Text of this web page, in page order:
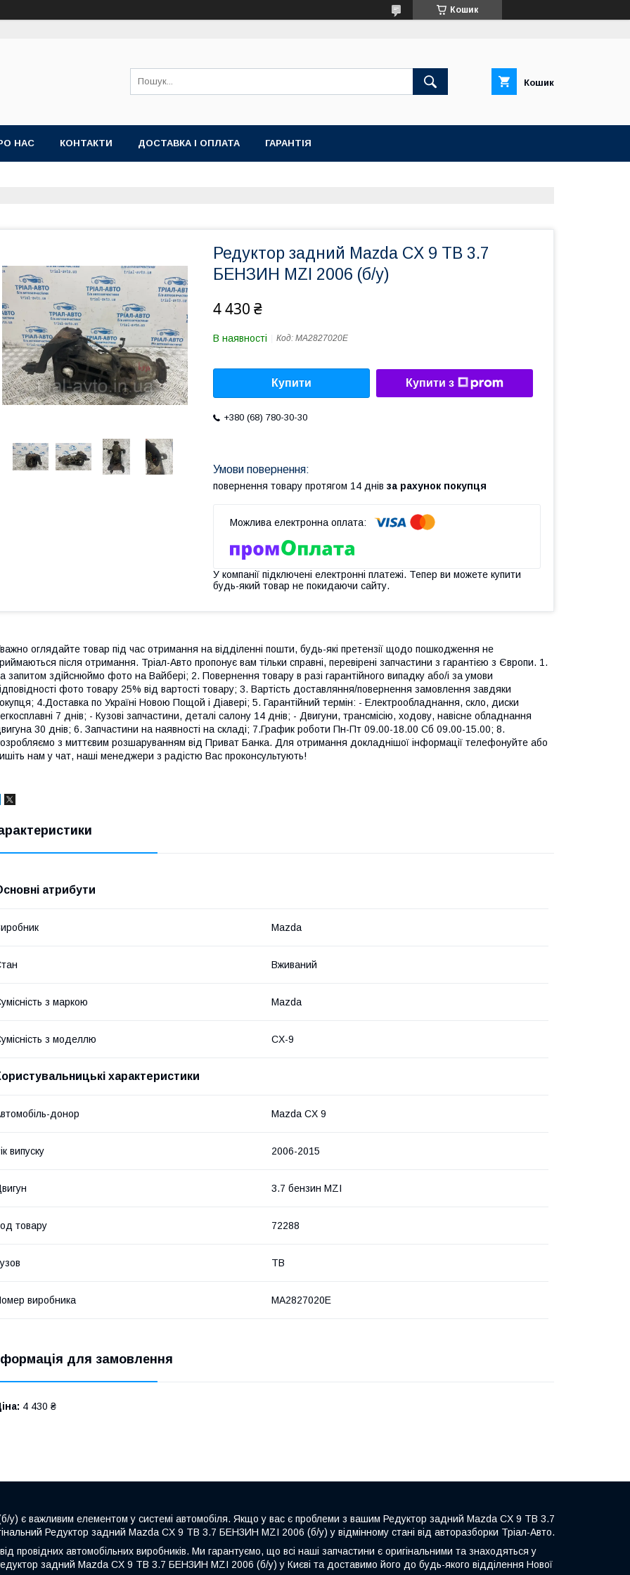
Кошик
Кошик
НАС КОНТАКТИ ДОСТАВКА І ОПЛАТА ГАРАНТІЯ
Редуктор задний Mazda CX 9 TB 3.7
БЕНЗИН MZI 2006 (б/у)
4 430 ₴
В наявності Код: MA2827020E
Купити Купити з
+380 (68) 780-30-30
повернення товару протягом 14 днів за рахунок покупця
У компанії підключені електронні платежі. Тепер ви можете купити
будь-який товар не покидаючи сайту.
оглядайте товар під час отримання на відділенні пошти, будь-які претензії щодо пошкодження не
після отримання. Тріал-Авто пропонує вам тільки справні, перевірені запчастини з гарантією з Європи. 1.
запитом здійснюймо фото на Вайбері; 2. Повернення товару в разі гарантійного випадку або/і за умови
фото товару 25% від вартості товару; 3. Вартість доставляння/повернення замовлення завдяки
4.Доставка по Україні Новою Пощой і Діавері; 5. Гарантійний термін: - Електрообладнання, скло, диски
7 днів; - Кузові запчастини, деталі салону 14 днів; - Двигуни, трансмісію, ходову, навісне обладнання
30 днів; 6. Запчастини на наявності на складі; 7.График роботи Пн-Пт 09.00-18.00 Сб 09.00-15.00; 8.
з миттєвим розшаруванням від Приват Банка. Для отримання докладнішої інформації телефонуйте або
нам у чат, наші менеджери з радістю Вас проконсультують!
атрибути
Mazda
Вживаний
з маркою Mazda
з моделлю CX-9
характеристики
донор Mazda CX 9
випуску 2006-2015
3.7 бензин MZI
товару 72288
TB
виробника MA2827020E
для замовлення
4 430 ₴
є важливим елементом у системі автомобіля. Якщо у вас є проблеми з вашим Редуктор задний Mazda CX 9 TB 3.7
Редуктор задний Mazda CX 9 TB 3.7 БЕНЗИН MZI 2006 (б/у) у відмінному стані від авторазборки Тріал-Авто.
провідних автомобільних виробників. Ми гарантуємо, що всі наші запчастини є оригінальними та знаходяться у
задний Mazda CX 9 TB 3.7 БЕНЗИН MZI 2006 (б/у) у Києві та доставимо його до будь-якого відділення Нової